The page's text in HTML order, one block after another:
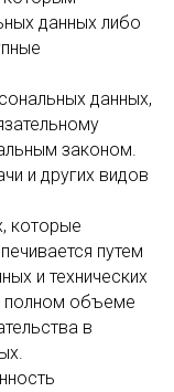
данных либо
данных,
законом.
и других видов
которые
путем
и технических
полном объеме
в